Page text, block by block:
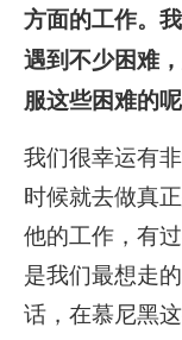
方面的工作。
遇到不少困难
服这些困难的
我们很幸运有
时候就去做真
他的工作，有
是我们最想走
话，在慕尼黑